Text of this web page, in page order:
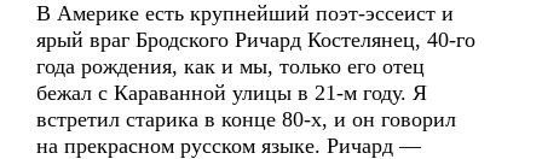
В Америке есть крупнейший поэт-эссеист и
ярый враг Бродского Ричард Костелянец, 40-го
года рождения, как и мы, только его отец
бежал с Караванной улицы в 21-м году. Я
встретил старика в конце 80-х, и он говорил
на прекрасном русском языке. Ричард —